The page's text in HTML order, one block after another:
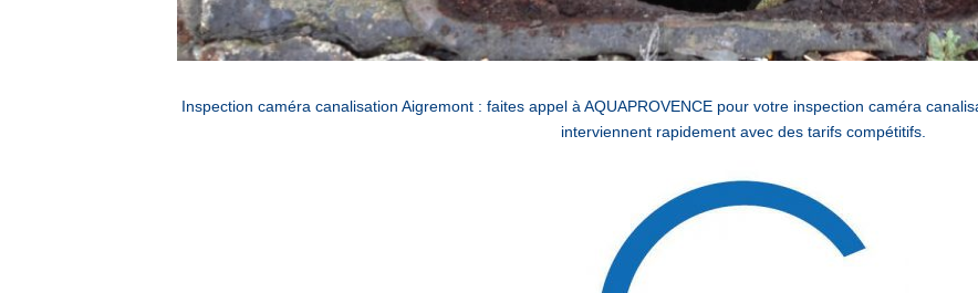
Inspection caméra canalisation Aigremont : faites appel à AQUAPROVENCE pour votre inspection caméra
interviennent rapidement avec des tarifs compétitifs.